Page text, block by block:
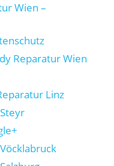
Wien –
Reparatur Wien
Linz